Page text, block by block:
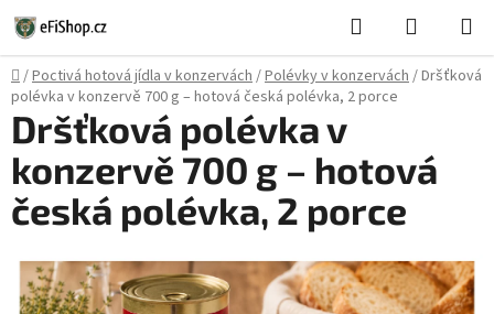
Přejít
na
obsah
Hledat
KOŠÍK
Domů
/Poctivá hotová jídla v konzervách/Polévky v konzervách/Dršťková
polévka v konzervě 700 g – hotová česká polévka, 2 porce
Dršťková polévka v
konzervě 700 g – hotová
česká polévka, 2 porce